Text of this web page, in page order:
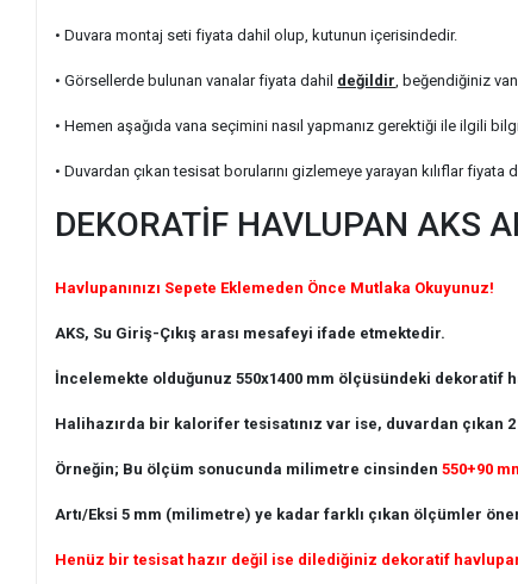
• Duvara montaj seti fiyata dahil olup, kutunun içerisindedir.
• Görsellerde bulunan vanalar fiyata dahil değildir , beğendiğiniz
• Hemen aşağıda vana seçimini nasıl yapmanız gerektiği ile ilgili
• Duvardan çıkan tesisat borularını gizlemeye yarayan kılıflar fiyata
DEKORATİF HAVLUPAN AKS
Havlupanınızı Sepete Eklemeden Önce Mutlaka Okuyunuz!
AKS, Su Giriş-Çıkış arası mesafeyi ifade etmektedir.
İncelemekte olduğunuz 550x1400 mm ölçüsündeki dekoratif
Halihazırda bir kalorifer tesisatınız var ise, duvardan
Örneğin; Bu ölçüm sonucunda milimetre cinsinden550+90
Artı/Eksi 5 mm (milimetre) ye kadar farklı çıkan ölçümler
Henüz bir tesisat hazır değil ise dilediğiniz dekoratif